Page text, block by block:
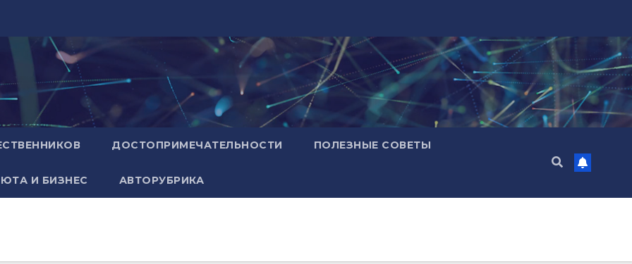
ДОСТОПРИМЕЧАТЕЛЬНОСТИ ПОЛЕЗНЫЕ СОВЕТЫ
И БИЗНЕС АВТОРУБРИКА